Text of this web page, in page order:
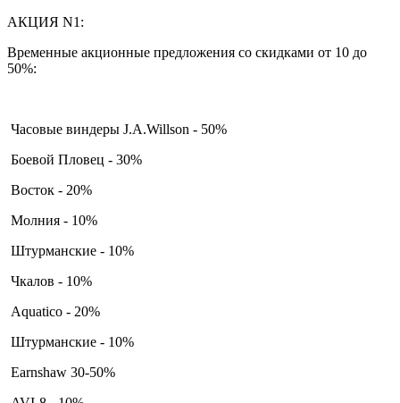
АКЦИЯ N1:
Временные акционные предложения со скидками от 10 до
50%:
Часовые виндеры J.A.Willson - 50%
Боевой Пловец - 30%
Восток - 20%
Молния - 10%
Штурманские - 10%
Чкалов - 10%
Aquatico - 20%
Штурманские - 10%
Earnshaw 30-50%